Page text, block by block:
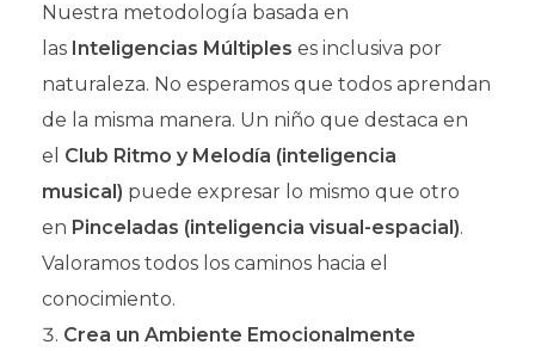
Nuestra metodología basada en
las Inteligencias Múltiples es inclusiva por
naturaleza. No esperamos que todos aprendan
de la misma manera. Un niño que destaca en
el Club Ritmo y Melodía (inteligencia
musical) puede expresar lo mismo que otro
en Pinceladas (inteligencia visual-espacial).
Valoramos todos los caminos hacia el
conocimiento.
Crea un Ambiente Emocionalmente